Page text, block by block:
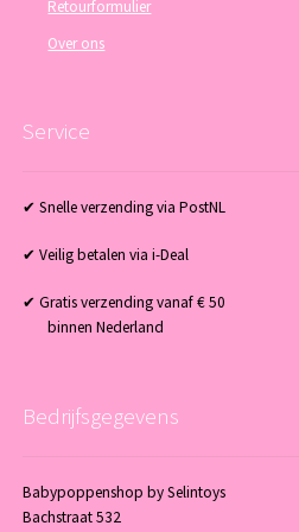
Retourformulier
Over ons
Service
✔ Snelle verzending via PostNL
✔ Veilig betalen via i-Deal
✔ Gratis verzending vanaf € 50
binnen Nederland
Bedrijfsgegevens
Babypoppenshop by Selintoys
Bachstraat 532